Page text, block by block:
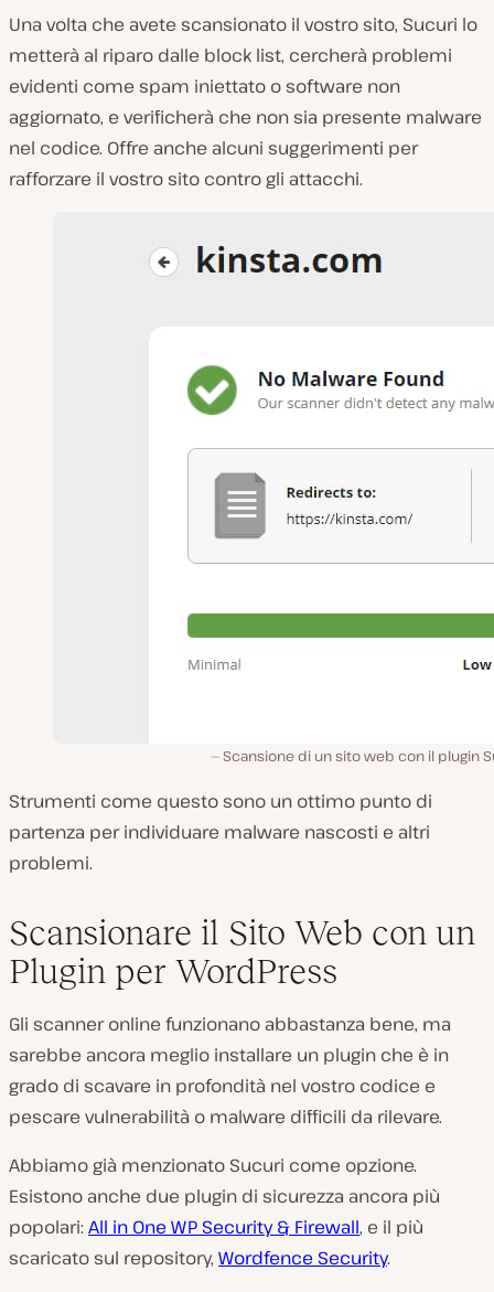
Una volta che avete scansionato il vostro sito, Sucuri lo
metterà al riparo dalle block list, cercherà problemi
evidenti come spam iniettato o software non
aggiornato, e verificherà che non sia presente malware
nel codice. Offre anche alcuni suggerimenti per
rafforzare il vostro sito contro gli attacchi.
Scansione di un sito web con il plugin
Strumenti come questo sono un ottimo punto di
partenza per individuare malware nascosti e altri
problemi.
Scansionare il Sito Web con un
Plugin per WordPress
Gli scanner online funzionano abbastanza bene, ma
sarebbe ancora meglio installare un plugin che è in
grado di scavare in profondità nel vostro codice e
pescare vulnerabilità o malware difficili da rilevare.
Abbiamo già menzionato Sucuri come opzione.
Esistono anche due plugin di sicurezza ancora più
popolari: All in One WP Security & Firewall, e il più
scaricato sul repository, Wordfence Security.